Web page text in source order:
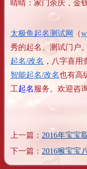
晴晴：家门余庆，金
太极鱼起名测试网 （
秀的起名、测试门户
起名/改名 ，八字喜用
智能起名/改名也有高
工起名 服务。欢迎咨
上一篇： 2016年宝宝
下一篇： 2016猴宝宝